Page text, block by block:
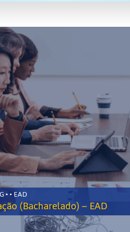
Divinópolis-MG • • EAD
(Bacharelado) – EAD